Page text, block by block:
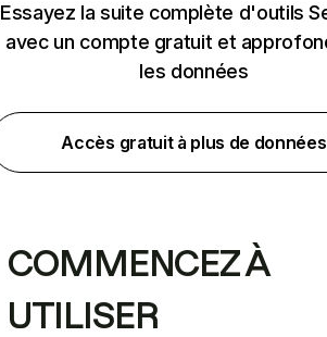
Essayez la suite complète d'outils
avec un compte gratuit et
les données
Accès gratuit à plus de données
COMMENCEZ À
UTILISER